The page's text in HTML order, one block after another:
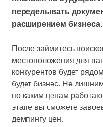
переделывать
расширением бизнеса.
После займитесь
местоположения для
конкурентов будет
будет бизнес. Не
по каким ценам
этапе вы сможете
демпингу цен.